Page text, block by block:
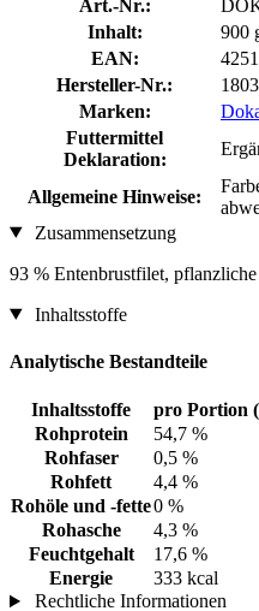
Art.-Nr.:
Inhalt:
900
EAN:
Hersteller-Nr.:
Marken:
Futtermittel
Deklaration:
Allgemeine Hinweise:
Zusammensetzung
93 % Entenbrustfilet,
Inhaltsstoffe
Analytische Bestandteile
Inhaltsstoffe
pro Portion
Rohprotein
54,7 %
Rohfaser
0,5 %
Rohfett
4,4 %
Rohöle und -fette0 %
Rohasche
4,3 %
Feuchtgehalt
17,6 %
Energie
333 kcal
Rechtliche Informationen